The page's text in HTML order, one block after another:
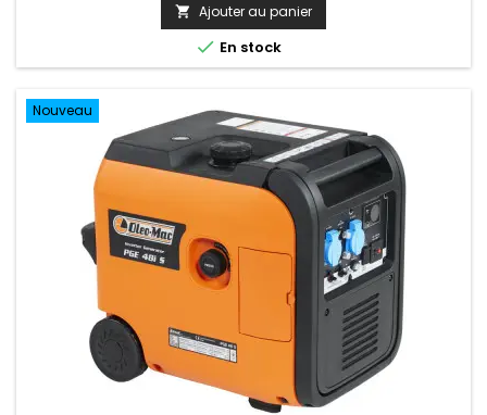
 Ajouter au panier
 En stock
Nouveau